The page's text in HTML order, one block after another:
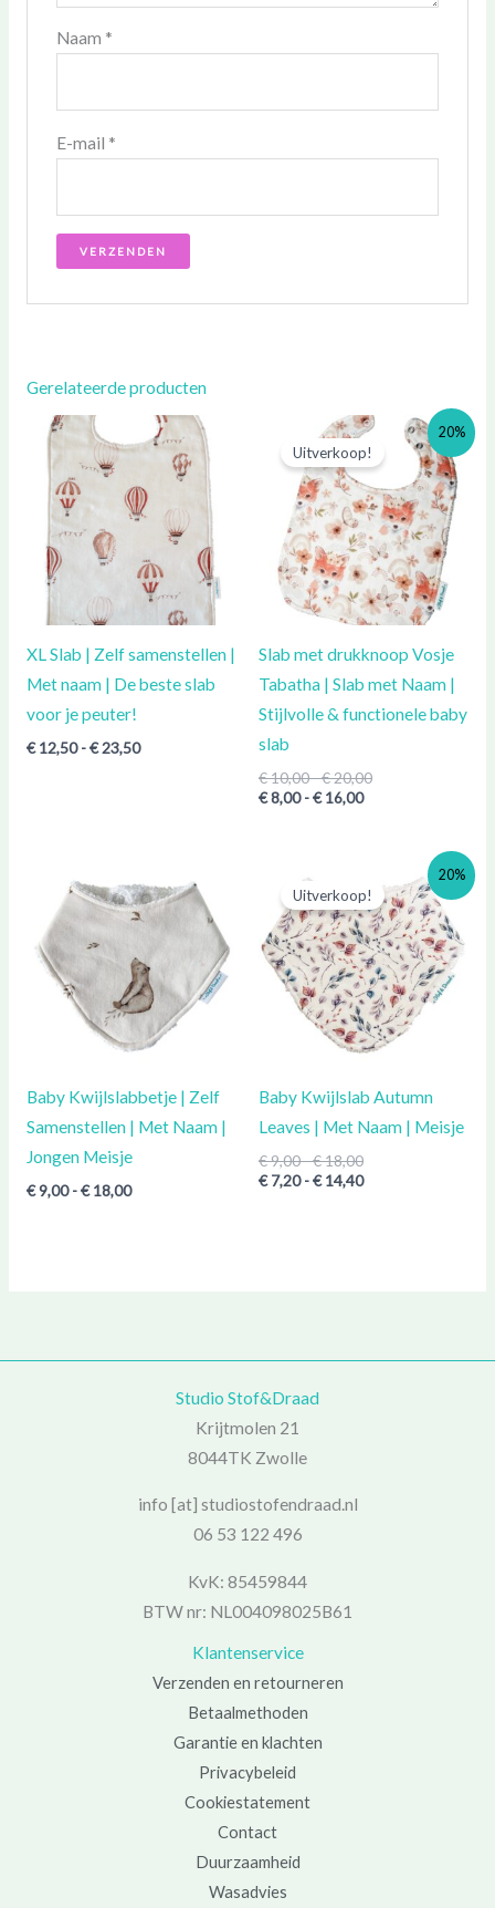
Naam *
E-mail *
Gerelateerde producten
XL Slab | Zelf samenstellen |
Met naam | De beste slab
voor je peuter!
€12,50 -€23,50
Prijsklasse:
€ 12,50
€ 23,50
20%
Uitverkoop!
Slab met drukknoop Vosje
Tabatha | Slab met Naam |
Stijlvolle & functionele baby
slab
€10,00-€20,00
Prijsklasse:
€ 10,00
tot
€ 20,00
€8,00 -€16,00
Prijsklasse:
€ 8,00
tot
€ 16,00
Baby Kwijlslabbetje | Zelf
Samenstellen | Met Naam |
Jongen Meisje
€9,00 -€18,00
€ 9,00
tot
€ 18,00
20%
Uitverkoop!
Baby Kwijlslab Autumn
Leaves | Met Naam | Meisje
€9,00-€18,00
Prijsklasse:
€ 9,00
tot
€ 18,00
€7,20 -€14,40
Prijsklasse:
€ 7,20
tot
€ 14,40
Studio Stof&Draad
Krijtmolen 21
8044TK Zwolle
info [at] studiostofendraad.nl
06 53 122 496
KvK: 85459844
BTW nr: NL004098025B61
Klantenservice
Verzenden en retourneren
Betaalmethoden
Garantie en klachten
Privacybeleid
Cookiestatement
Contact
Duurzaamheid
Wasadvies